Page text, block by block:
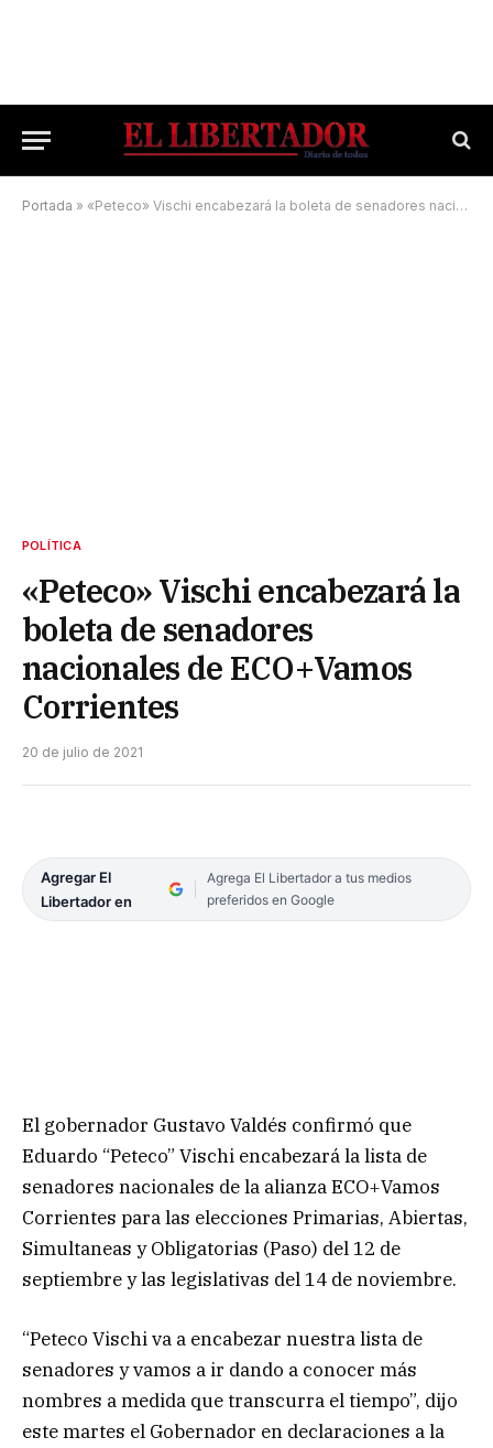
Portada » «Peteco» Vischi encabezará la boleta de senadores nacionales de ECO+Vamos Corrientes
POLÍTICA
«Peteco» Vischi encabezará la
boleta de senadores
nacionales de ECO+Vamos
Corrientes
20 de julio de 2021
Agregar El
Libertador en
Agrega El Libertador a tus medios
preferidos en Google
El gobernador Gustavo Valdés confirmó que
Eduardo “Peteco” Vischi encabezará la lista de
senadores nacionales de la alianza ECO+Vamos
Corrientes para las elecciones Primarias, Abiertas,
Simultaneas y Obligatorias (Paso) del 12 de
septiembre y las legislativas del 14 de noviembre.
“Peteco Vischi va a encabezar nuestra lista de
senadores y vamos a ir dando a conocer más
nombres a medida que transcurra el tiempo”, dijo
este martes el Gobernador en declaraciones a la